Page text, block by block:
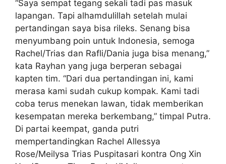
“Saya sempat tegang sekali tadi pas masuk
lapangan. Tapi alhamdulillah setelah mulai
pertandingan saya bisa rileks. Senang bisa
menyumbang poin untuk Indonesia, semoga
Rachel/Trias dan Rafli/Dania juga bisa menang,”
kata Rayhan yang juga berperan sebagai
kapten tim. “Dari dua pertandingan ini, kami
merasa kami sudah cukup kompak. Kami tadi
coba terus menekan lawan, tidak memberikan
kesempatan mereka berkembang,” timpal Putra.
Di partai keempat, ganda putri
mempertandingkan Rachel Allessya
Rose/Meilysa Trias Puspitasari kontra Ong Xin